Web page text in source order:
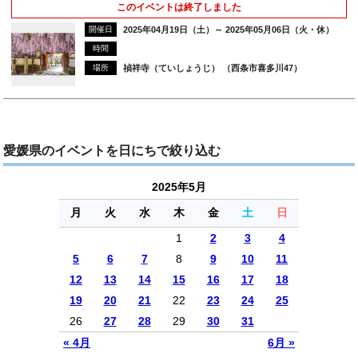
このイベントは終了しました
開催日 2025年04月19日（土）～ 2025年05月06日（火・休）
時間
場所 禎祥寺（ていしょうじ） （西条市喜多川47）
愛媛県のイベントを日にちで絞り込む
2025年5月
月
火 水 木 金 土 日
« 4月 6月 »
1 2 3
4
5
6 7 8 9 10
11
12
13 14 15 16 17
18
19
20 21 22 23 24
25
26
27 28 29 30 31